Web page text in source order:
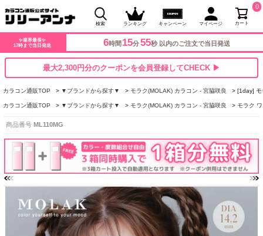
検索 ランキング キャンペーン マイページ カート
0
✨業界最長✨
17時まで当日発送
6時間 15分54秒 以内のご注文で当日発送
最大2,300円分のクーポンを会員登録してCHECK ▶
カラコン通販TOP ▼ブランドから探す▼ モラク(MOLAK) カラコン - 宮脇咲良 [1day] モ
カラコン通販TOP ▼ブランドから探す▼ モラク(MOLAK) カラコン - 宮脇咲良 モラク
商品番号 ML110MG